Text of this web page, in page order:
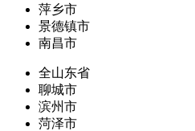
萍乡市
景德镇市
南昌市
全山东省
聊城市
滨州市
菏泽市